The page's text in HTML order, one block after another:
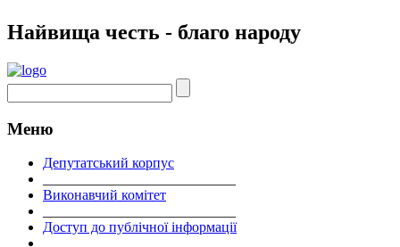
Найвища честь - благо народу
Меню
Депутатський корпус
Виконавчий комітет
Доступ до публічної інформації